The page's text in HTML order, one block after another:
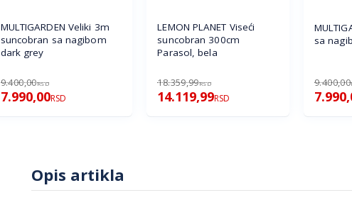
MULTIGARDEN Veliki 3m
suncobran sa nagibom
dark grey
9.400,00RSD
7.990,00RSD
LEMON PLANET Viseći
suncobran 300cm
Parasol, bela
18.359,99RSD
14.119,99RSD
sa
9.400,00
Opis artikla